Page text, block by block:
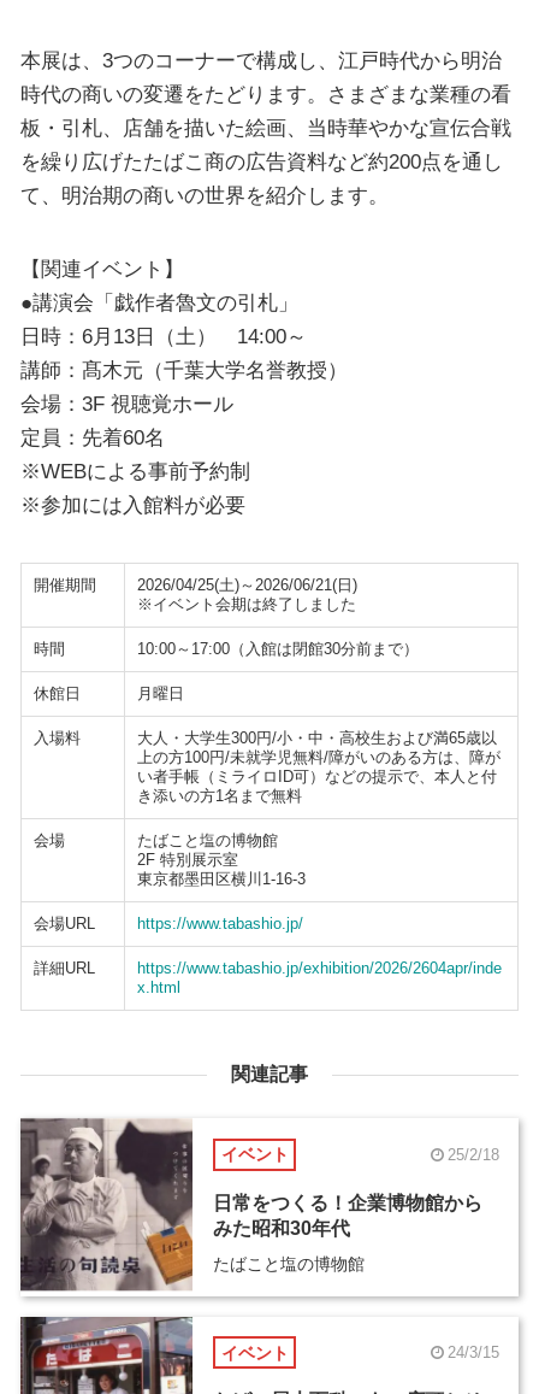
本展は、3つのコーナーで構成し、江戸時代から明治
時代の商いの変遷をたどります。さまざまな業種の看
板・引札、店舗を描いた絵画、当時華やかな宣伝合戦
を繰り広げたたばこ商の広告資料など約200点を通し
て、明治期の商いの世界を紹介します。
【関連イベント】
●講演会「戯作者魯文の引札」
日時：6月13日（土） 14:00～
講師：髙木元（千葉大学名誉教授）
会場：3F 視聴覚ホール
定員：先着60名
※WEBによる事前予約制
※参加には入館料が必要
開催期間
2026/04/25(土)～2026/06/21(日)
※イベント会期は終了しました
時間 10:00～17:00（入館は閉館30分前まで）
休館日 月曜日
入場料
大人・大学生300円/小・中・高校生および満65歳以
上の方100円/未就学児無料/障がいのある方は、障が
い者手帳（ミライロID可）などの提示で、本人と付
き添いの方1名まで無料
会場
たばこと塩の博物館
2F 特別展示室
東京都墨田区横川1-16-3
会場URL https://www.tabashio.jp/
詳細URL
https://www.tabashio.jp/exhibition/2026/2604apr/inde
x.html
関連記事
イベント 25/2/18
日常をつくる！企業博物館から
みた昭和30年代
たばこと塩の博物館
イベント 24/3/15